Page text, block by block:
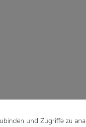
und Zugriffe zu